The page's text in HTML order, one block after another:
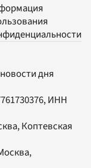
дня
ИНН
Коптевская
,